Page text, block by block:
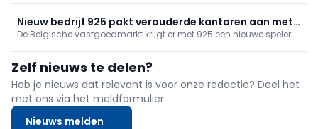
steun van de Nationale Loterij. Het museum blijft open; weergang
heropent september 2026.
Nieuw bedrijf 925 pakt verouderde kantoren aan met
totaalrenovaties
De Belgische vastgoedmarkt krijgt er met 925 een nieuwe speler
ongeveer 50 procent van de kantoorgebouwen ...
Zelf nieuws te delen?
Heb je nieuws dat relevant is voor onze redactie? Deel het
met ons via het meldformulier.
Nieuws melden